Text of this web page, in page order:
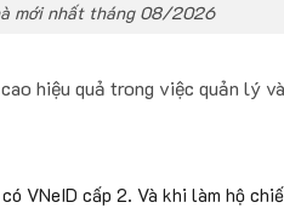
mới nhất tháng 08/2026
hiệu quả trong việc quản lý
VNeID cấp 2. Và khi làm hộ